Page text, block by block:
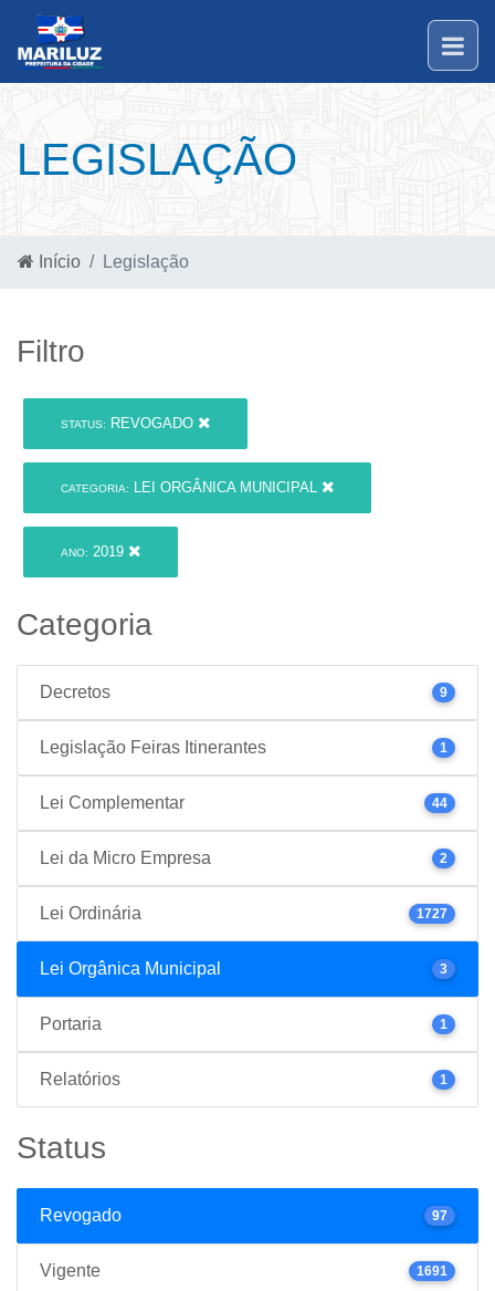
LEGISLAÇÃO
Início Legislação
Filtro
STATUS: REVOGADO
CATEGORIA: LEI ORGÂNICA MUNICIPAL
ANO: 2019
Categoria
Decretos 9
Legislação Feiras Itinerantes 1
Lei Complementar 44
Lei da Micro Empresa 2
Lei Ordinária 1727
Lei Orgânica Municipal 3
Portaria 1
Relatórios 1
Status
Revogado 97
Vigente 1691